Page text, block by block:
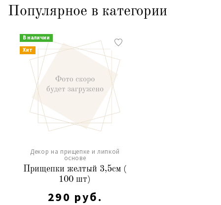
Популярное в категории
В наличии
Хит
Декор на прищепке и липкой
основе
Прищепки желтый 3,5см (
100 шт)
290 руб.